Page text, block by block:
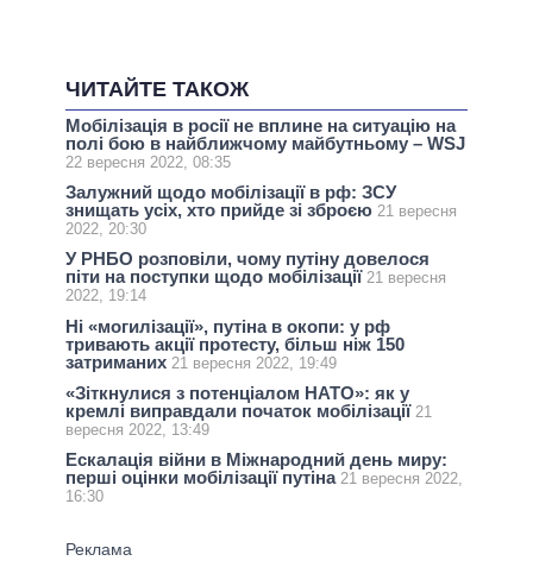
ЧИТАЙТЕ ТАКОЖ
Мобілізація в росії не вплине на ситуацію на
полі бою в найближчому майбутньому – WSJ
22 вересня 2022, 08:35
Залужний щодо мобілізації в рф: ЗСУ
знищать усіх, хто прийде зі зброєю 21 вересня
2022, 20:30
У РНБО розповіли, чому путіну довелося
піти на поступки щодо мобілізації 21 вересня
2022, 19:14
Ні «могилізації», путіна в окопи: у рф
тривають акції протесту, більш ніж 150
затриманих 21 вересня 2022, 19:49
«Зіткнулися з потенціалом НАТО»: як у
кремлі виправдали початок мобілізації 21
вересня 2022, 13:49
Ескалація війни в Міжнародний день миру:
перші оцінки мобілізації путіна 21 вересня 2022,
16:30